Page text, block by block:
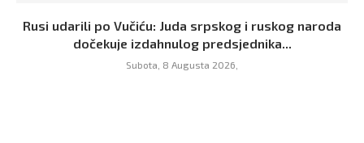
Rusi udarili po Vučiću: Juda srpskog i ruskog naroda
dočekuje izdahnulog predsjednika...
Subota, 8 Augusta 2026,